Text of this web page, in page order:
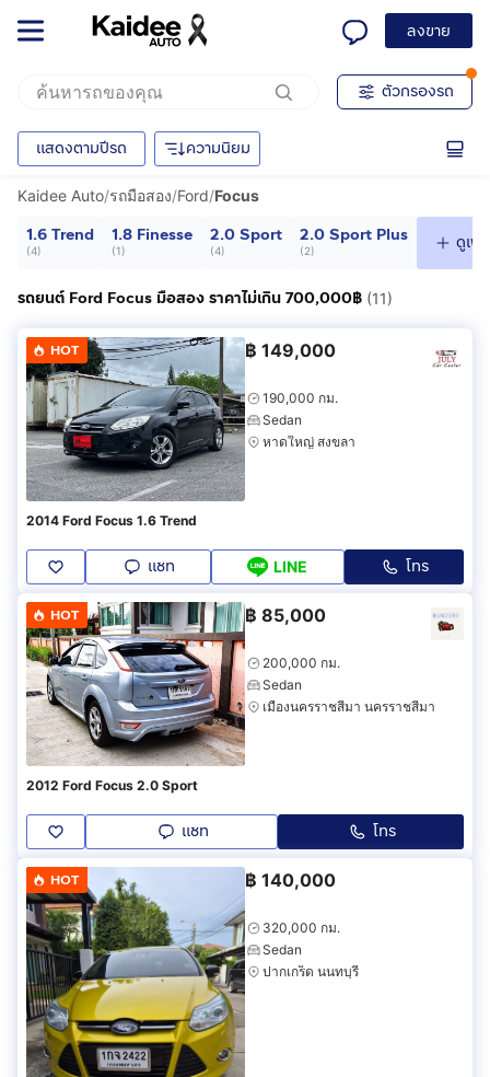
ลงขาย
ตัวกรองรถ
แสดงตามปีรถ ความนิยม
Kaidee Auto/รถมือสอง/Ford/Focus
1.6 Trend
(4)
1.8 Finesse
(1)
2.0 Sport
(4)
2.0 Sport Plus
(2) ดูเพิ่
รถยนต์ Ford Focus มือสอง ราคาไม่เกิน 700,000฿ (11)
HOT ฿ 149,000
190,000 กม.
Sedan
หาดใหญ่ สงขลา
2014 Ford Focus 1.6 Trend
แชท LINE โทร
HOT ฿ 85,000
200,000 กม.
Sedan
เมืองนครราชสีมา นครราชสีมา
2012 Ford Focus 2.0 Sport
แชท โทร
HOT ฿ 140,000
320,000 กม.
Sedan
ปากเกร็ด นนทบุรี